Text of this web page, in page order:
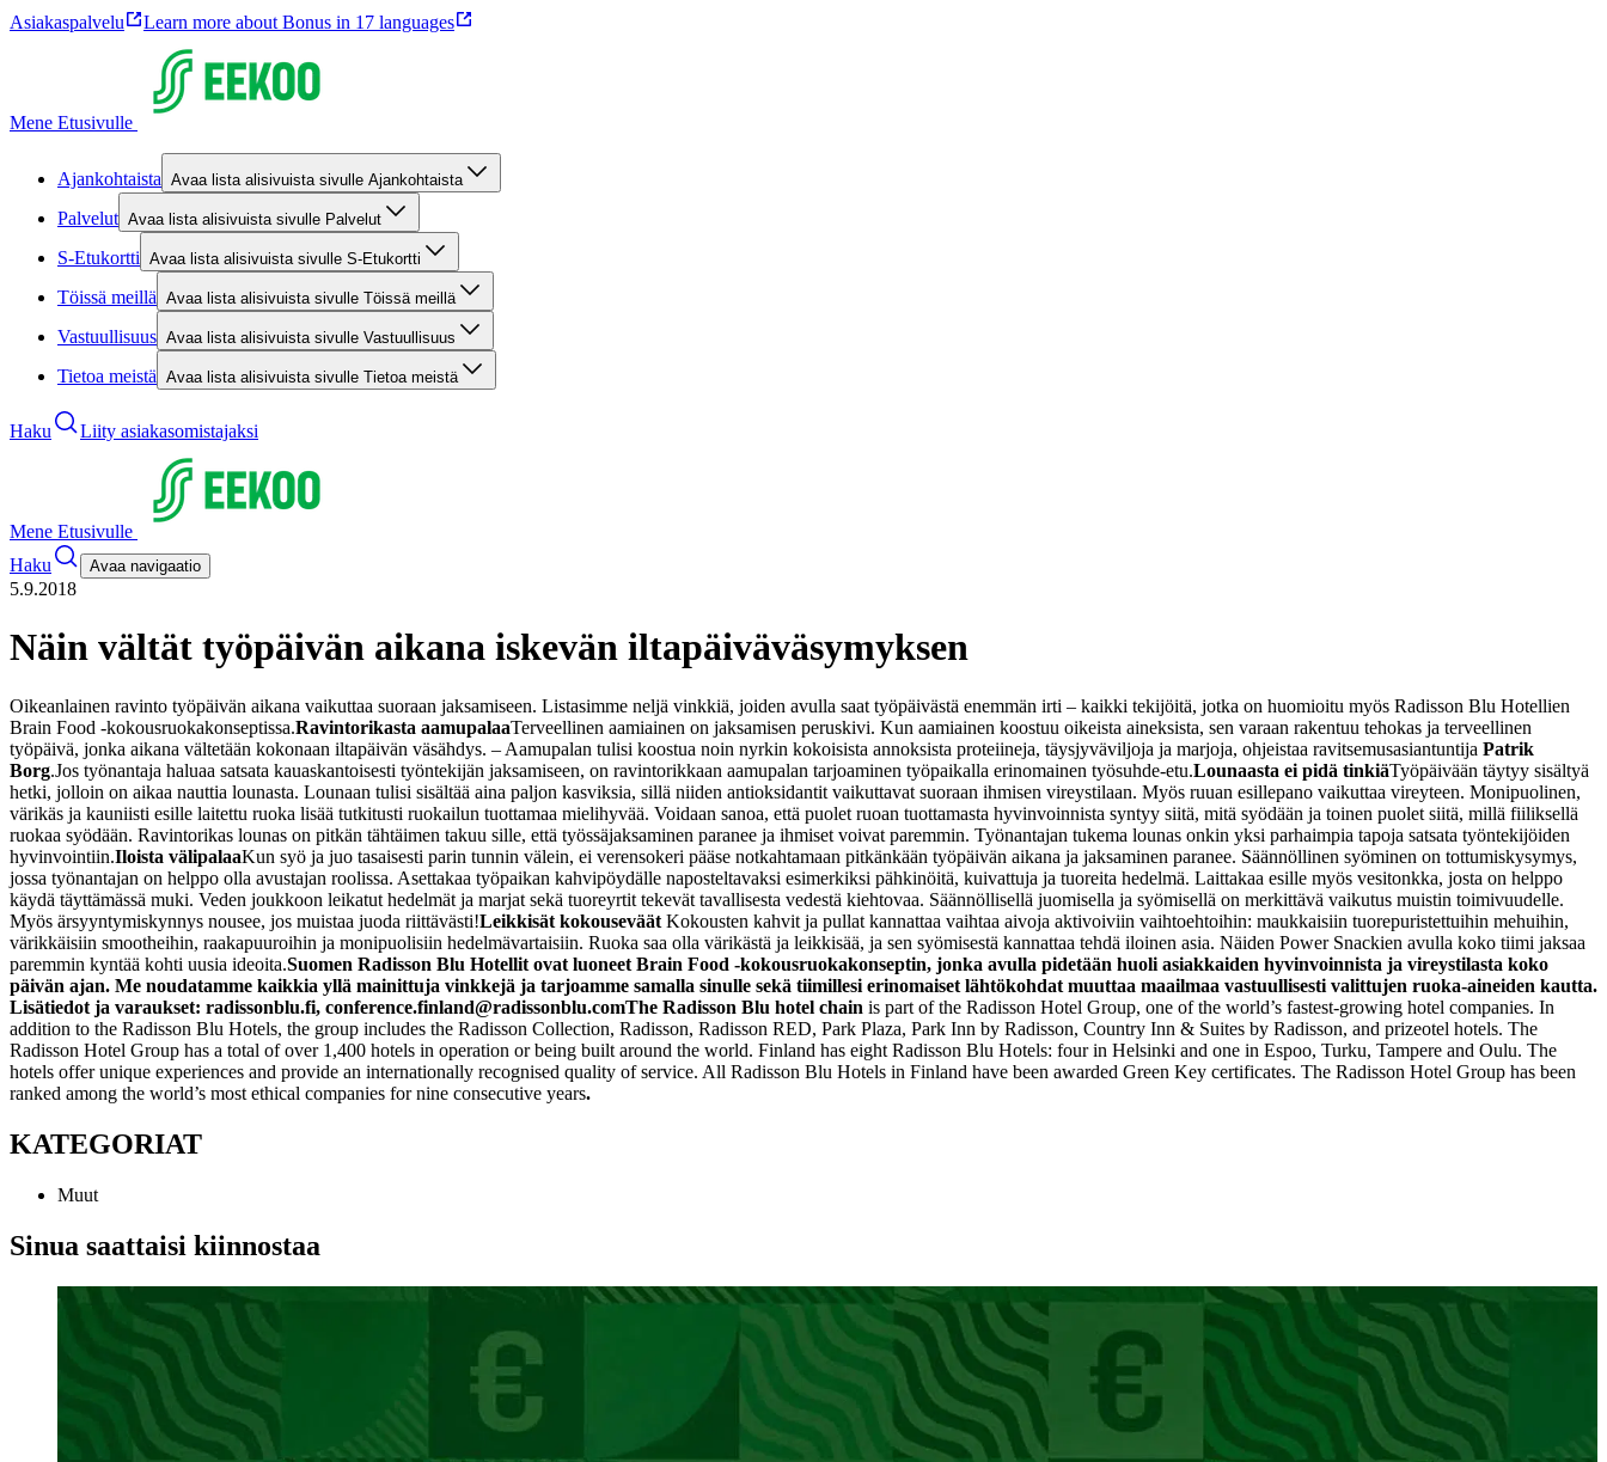
Asiakaspalvelu Learn more about Bonus in 17 languages
Mene Etusivulle
Ajankohtaista Avaa lista alisivuista sivulle Ajankohtaista
Palvelut Avaa lista alisivuista sivulle Palvelut
S-Etukortti Avaa lista alisivuista sivulle S-Etukortti
Töissä meillä Avaa lista alisivuista sivulle Töissä meillä
Vastuullisuus Avaa lista alisivuista sivulle Vastuullisuus
Tietoa meistä Avaa lista alisivuista sivulle Tietoa meistä
Haku Liity asiakasomistajaksi
Mene Etusivulle
Haku
Avaa navigaatio
5.9.2018
Näin vältät työpäivän aikana iskevän iltapäiväväsymyksen
Oikeanlainen ravinto työpäivän aikana vaikuttaa suoraan jaksamiseen. Listasimme neljä vinkkiä, joiden avulla saat työpäivästä enemmän irti – kaikki tekijöitä, jotka on huomioitu myös Radisson Blu Hotellien
Brain Food -kokousruokakonseptissa.Ravintorikasta aamupalaaTerveellinen aamiainen on jaksamisen peruskivi. Kun aamiainen koostuu oikeista aineksista, sen varaan rakentuu tehokas ja terveellinen
työpäivä, jonka aikana vältetään kokonaan iltapäivän väsähdys. – Aamupalan tulisi koostua noin nyrkin kokoisista annoksista proteiineja, täysjyväviljoja ja marjoja, ohjeistaa ravitsemusasiantuntija Patrik
Borg.Jos työnantaja haluaa satsata kauaskantoisesti työntekijän jaksamiseen, on ravintorikkaan aamupalan tarjoaminen työpaikalla erinomainen työsuhde-etu.Lounaasta ei pidä tinkiäTyöpäivään täytyy sisältyä
hetki, jolloin on aikaa nauttia lounasta. Lounaan tulisi sisältää aina paljon kasviksia, sillä niiden antioksidantit vaikuttavat suoraan ihmisen vireystilaan. Myös ruuan esillepano vaikuttaa vireyteen. Monipuolinen,
värikäs ja kauniisti esille laitettu ruoka lisää tutkitusti ruokailun tuottamaa mielihyvää. Voidaan sanoa, että puolet ruoan tuottamasta hyvinvoinnista syntyy siitä, mitä syödään ja toinen puolet siitä, millä fiiliksellä
ruokaa syödään. Ravintorikas lounas on pitkän tähtäimen takuu sille, että työssäjaksaminen paranee ja ihmiset voivat paremmin. Työnantajan tukema lounas onkin yksi parhaimpia tapoja satsata työntekijöiden
hyvinvointiin.Iloista välipalaaKun syö ja juo tasaisesti parin tunnin välein, ei verensokeri pääse notkahtamaan pitkänkään työpäivän aikana ja jaksaminen paranee. Säännöllinen syöminen on tottumiskysymys,
jossa työnantajan on helppo olla avustajan roolissa. Asettakaa työpaikan kahvipöydälle naposteltavaksi esimerkiksi pähkinöitä, kuivattuja ja tuoreita hedelmä. Laittakaa esille myös vesitonkka, josta on helppo
käydä täyttämässä muki. Veden joukkoon leikatut hedelmät ja marjat sekä tuoreyrtit tekevät tavallisesta vedestä kiehtovaa. Säännöllisellä juomisella ja syömisellä on merkittävä vaikutus muistin toimivuudelle.
Myös ärsyyntymiskynnys nousee, jos muistaa juoda riittävästi!Leikkisät kokouseväät Kokousten kahvit ja pullat kannattaa vaihtaa aivoja aktivoiviin vaihtoehtoihin: maukkaisiin tuorepuristettuihin mehuihin,
värikkäisiin smootheihin, raakapuuroihin ja monipuolisiin hedelmävartaisiin. Ruoka saa olla värikästä ja leikkisää, ja sen syömisestä kannattaa tehdä iloinen asia. Näiden Power Snackien avulla koko tiimi jaksaa
paremmin kyntää kohti uusia ideoita.Suomen Radisson Blu Hotellit ovat luoneet Brain Food -kokousruokakonseptin, jonka avulla pidetään huoli asiakkaiden hyvinvoinnista ja vireystilasta koko
päivän ajan. Me noudatamme kaikkia yllä mainittuja vinkkejä ja tarjoamme samalla sinulle sekä tiimillesi erinomaiset lähtökohdat muuttaa maailmaa vastuullisesti valittujen ruoka-aineiden kautta.
Lisätiedot ja varaukset: radissonblu.fi, conference.finland@radissonblu.comThe Radisson Blu hotel chain is part of the Radisson Hotel Group, one of the world’s fastest-growing hotel companies. In
addition to the Radisson Blu Hotels, the group includes the Radisson Collection, Radisson, Radisson RED, Park Plaza, Park Inn by Radisson, Country Inn & Suites by Radisson, and prizeotel hotels. The
Radisson Hotel Group has a total of over 1,400 hotels in operation or being built around the world. Finland has eight Radisson Blu Hotels: four in Helsinki and one in Espoo, Turku, Tampere and Oulu. The
hotels offer unique experiences and provide an internationally recognised quality of service. All Radisson Blu Hotels in Finland have been awarded Green Key certificates. The Radisson Hotel Group has been
ranked among the world’s most ethical companies for nine consecutive years.
KATEGORIAT
Muut
Sinua saattaisi kiinnostaa